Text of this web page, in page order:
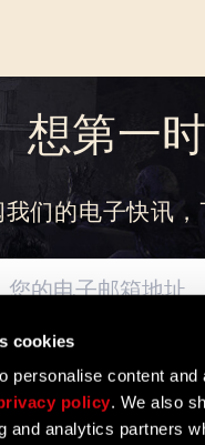
cookies
personalise content
policy. We also
and analytics partners
想第一
我们的电子快讯，
处了解我们如何处理您的个人数